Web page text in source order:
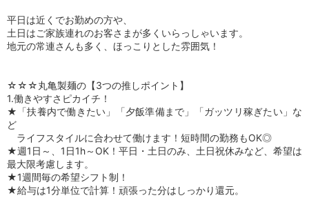
平日は近くでお勤めの方や、
土日はご家族連れのお客さまが多くいらっしゃいます。
地元の常連さんも多く、ほっこりとした雰囲気！
☆☆☆丸亀製麺の【3つの推しポイント】
1.働きやすさピカイチ！
★「扶養内で働きたい」「夕飯準備まで」「ガッツリ稼ぎたい」な
ど
ライフスタイルに合わせて働けます！短時間の勤務もOK◎
★週1日～、1日1h～OK！平日・土日のみ、土日祝休みなど、希望は
最大限考慮します。
★1週間毎の希望シフト制！
★給与は1分単位で計算！頑張った分はしっかり還元。